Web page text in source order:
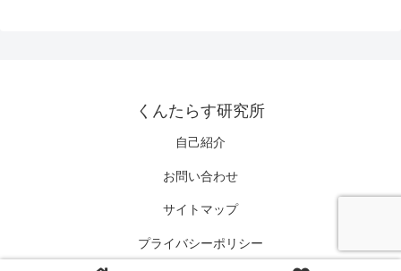
くんたらす研究所
自己紹介
お問い合わせ
サイトマップ
プライバシーポリシー